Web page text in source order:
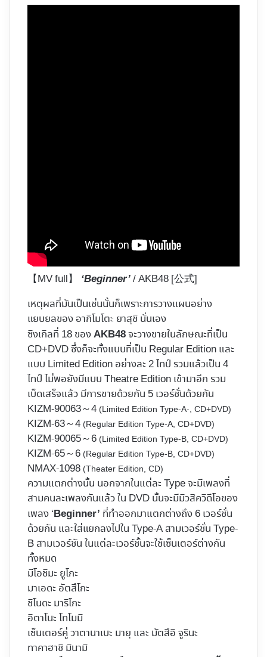
【MV full】 ‘Beginner’ / AKB48 [公式]
เหตุผลที่มันเป็นเช่นนั้นก็เพราะการวางแผนอย่าง
แยบยลของ อากิโมโตะ ยาสุชิ นั่นเอง
ซิงเกิลที่ 18 ของ AKB48 จะวางขายในลักษณะที่เป็น
CD+DVD ซึ่งก็จะทั้งแบบที่เป็น Regular Edition และ
แบบ Limited Edition อย่างละ 2 ไทป์ รวมแล้วเป็น 4
ไทป์ ไม่พอยังมีแบบ Theatre Edition เข้ามาอีก รวม
เบ็ดเสร็จแล้ว มีการขายด้วยกัน 5 เวอร์ชั่นด้วยกัน
KIZM-90063～4 (Limited Edition Type-A-, CD+DVD)
KIZM-63～4 (Regular Edition Type-A, CD+DVD)
KIZM-90065～6 (Limited Edition Type-B, CD+DVD)
KIZM-65～6 (Regular Edition Type-B, CD+DVD)
NMAX-1098 (Theater Edition, CD)
ความแตกต่างนั้น นอกจากในแต่ละ Type จะมีเพลงที่
สามคนละเพลงกันแล้ว ใน DVD นั้นจะมีมิวสิควิดีโอของ
เพลง ‘ Beginner’ ที่ทำออกมาแตกต่างถึง 6 เวอร์ชั่น
ด้วยกัน และใส่แยกลงไปใน Type-A สามเวอร์ชั่น Type-
B สามเวอร์ชัน ในแต่ละเวอร์ชั้นจะใช้เซ็นเตอร์ต่างกัน
ทั้งหมด
มีโอชิมะ ยูโกะ
มาเอดะ อัตสึโกะ
ชิโนดะ มาริโกะ
อิตาโนะ โทโมมิ
เซ็นเตอร์คู่ วาตานาเบะ มายุ และ มัตสึอิ จูรินะ
ทาคาฮาชิ มินามิ